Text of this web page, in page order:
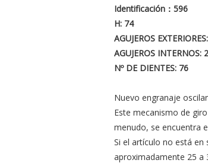
Identificación：596
H: 74
AGUJEROS
AGUJEROS INTERNOS:
Nº DE DIENTES: 76
Nuevo engranaje
Este mecanismo de
menudo, se encuentra
Si el artículo no está
aproximadamente 25 a